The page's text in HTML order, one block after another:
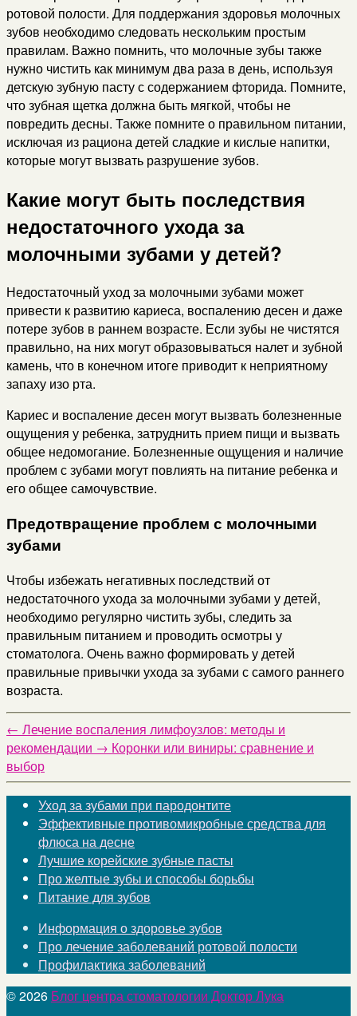
ротовой полости. Для поддержания здоровья молочных
зубов необходимо следовать нескольким простым
правилам. Важно помнить, что молочные зубы также
нужно чистить как минимум два раза в день, используя
детскую зубную пасту с содержанием фторида. Помните,
что зубная щетка должна быть мягкой, чтобы не
повредить десны. Также помните о правильном питании,
исключая из рациона детей сладкие и кислые напитки,
которые могут вызвать разрушение зубов.
Какие могут быть последствия
недостаточного ухода за
молочными зубами у детей?
Недостаточный уход за молочными зубами может
привести к развитию кариеса, воспалению десен и даже
потере зубов в раннем возрасте. Если зубы не чистятся
правильно, на них могут образовываться налет и зубной
камень, что в конечном итоге приводит к неприятному
запаху изо рта.
Кариес и воспаление десен могут вызвать болезненные
ощущения у ребенка, затруднить прием пищи и вызвать
общее недомогание. Болезненные ощущения и наличие
проблем с зубами могут повлиять на питание ребенка и
его общее самочувствие.
Предотвращение проблем с молочными
зубами
Чтобы избежать негативных последствий от
недостаточного ухода за молочными зубами у детей,
необходимо регулярно чистить зубы, следить за
правильным питанием и проводить осмотры у
стоматолога. Очень важно формировать у детей
правильные привычки ухода за зубами с самого раннего
возраста.
← Лечение воспаления лимфоузлов: методы и
рекомендации → Коронки или виниры: сравнение и
выбор
Уход за зубами при пародонтите
Эффективные противомикробные средства для
флюса на десне
Лучшие корейские зубные пасты
Про желтые зубы и способы борьбы
Питание для зубов
Информация о здоровье зубов
Про лечение заболеваний ротовой полости
Профилактика заболеваний
© 2026 Блог центра стоматологии Доктор Лука